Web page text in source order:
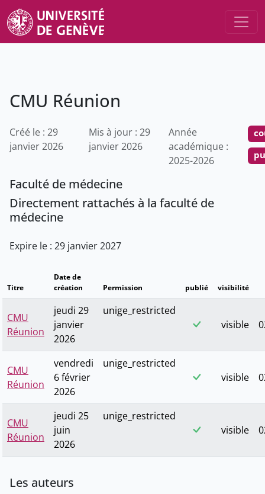
CMU Réunion
Créé le : 29
janvier 2026
Mis à jour : 29
janvier 2026
Année
académique :
2025-2026
Faculté de médecine
Directement rattachés à la faculté de
médecine
Expire le : 29 janvier 2027
Titre
Date de
création
Permission publié visibilité
CMU
Réunion
jeudi 29
janvier
2026
unige_restricted
visible
CMU
Réunion
vendredi
6 février
2026
unige_restricted
visible
CMU
Réunion
jeudi 25
juin
2026
unige_restricted
visible
Les auteurs